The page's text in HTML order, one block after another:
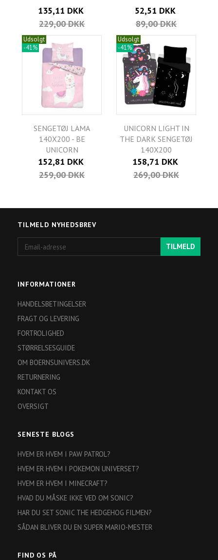
135,11 DKK
229,00 DKK
52,51 DKK
89,00 DKK
Udsolgt
-41%
SENGETØJ LAMA
140X200 - BE
UNICORN
152,81 DKK
259,00 DKK
Udsolgt
-41%
UNICORN LIGHT IN
THE DARK SENGETØJ
140X200
158,71 DKK
269,00 DKK
TILMELD NYHEDSBREV
adresse
TILMELD
INFORMATIONER
HANDELSBETINGELSER
FRAGT OG LEVERING
FORTROLIGHED
STØRRELSESGUIDE
OM BOERNSUNIVERS.DK
RETURNERING
KONTAKT OS
OVERSIGT
SENESTE BLOGS
HVEM ER HVEM I PAW PATROL?
HVEM ER HVEM I POKEMON UNIVERSET?
HVEM ER HVEM I MINECRAFT?
HVAD DU MÅSKE IKKE VED OM SONIC?
HAR DU SET SONIC THE HEDGEHOG FILMEN?
SÅDAN BLIVER DU EN SUPER MARIO-MESTER
FIND OS PÅ